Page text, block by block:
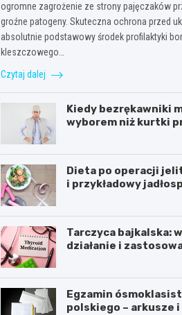
ogromne zagrożenie ze strony pajęczaków
groźne patogeny. Skuteczna ochrona przed
absolutnie podstawowy środek profilaktyki
kleszczowego…
Czytaj dalej
Kiedy bezrękawniki
wyborem niż kurtki
Dieta po operacji
i przykładowy
Tarczyca bajkalska:
działanie i
Egzamin
polskiego – arkusze